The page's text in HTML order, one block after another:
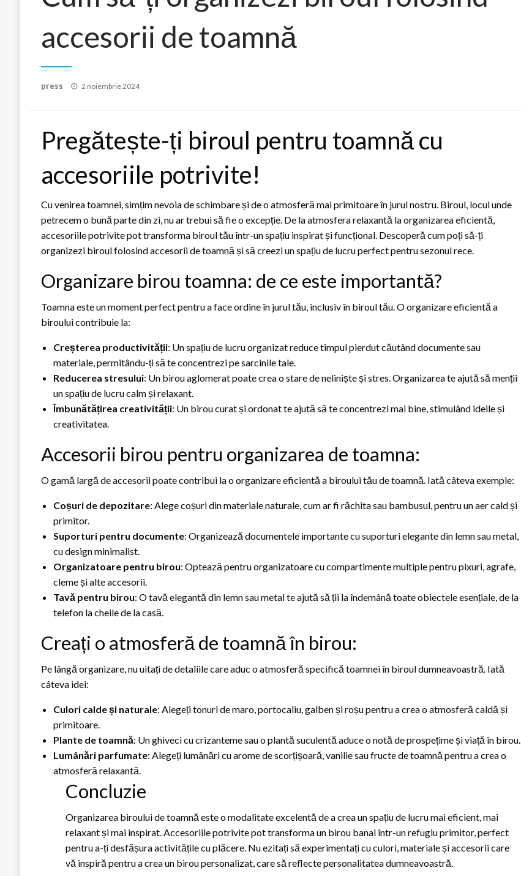
accesorii de toamnă
press
Posted
2 noiembrie 2024
Pregătește-ți biroul pentru toamnă cu
accesoriile potrivite!
Cu venirea toamnei, simțim nevoia de schimbare și de o atmosferă mai primitoare în jurul nostru. Biroul, locul unde
petrecem o bună parte din zi, nu ar trebui să fie o excepție. De la atmosfera relaxantă la organizarea eficientă,
accesoriile potrivite pot transforma biroul tău într-un spațiu inspirat și funcțional. Descoperă cum poți să-ți
organizezi biroul folosind accesorii de toamnă și să creezi un spațiu de lucru perfect pentru sezonul rece.
Organizare birou toamna: de ce este importantă?
Toamna este un moment perfect pentru a face ordine în jurul tău, inclusiv în biroul tău. O organizare eficientă a
biroului contribuie la:
Creșterea productivității: Un spațiu de lucru organizat reduce timpul pierdut căutând documente sau
materiale, permitându-ți să te concentrezi pe sarcinile tale.
Reducerea stresului: Un birou aglomerat poate crea o stare de neliniște și stres. Organizarea te ajută să menții
un spațiu de lucru calm și relaxant.
Îmbunătățirea creativității: Un birou curat și ordonat te ajută să te concentrezi mai bine, stimulând ideile și
creativitatea.
Accesorii birou pentru organizarea de toamna:
O gamă largă de accesorii poate contribui la o organizare eficientă a biroului tău de toamnă. Iată câteva exemple:
Coșuri de depozitare: Alege coșuri din materiale naturale, cum ar fi răchita sau bambusul, pentru un aer cald și
primitor.
Suporturi pentru documente: Organizează documentele importante cu suporturi elegante din lemn sau metal,
cu design minimalist.
Organizatoare pentru birou: Optează pentru organizatoare cu compartimente multiple pentru pixuri, agrafe,
cleme și alte accesorii.
Tavă pentru birou: O tavă elegantă din lemn sau metal te ajută să ții la îndemână toate obiectele esențiale, de la
telefon la cheile de la casă.
Creați o atmosferă de toamnă în birou:
Pe lângă organizare, nu uitați de detaliile care aduc o atmosferă specifică toamnei în biroul dumneavoastră. Iată
câteva idei:
Culori calde și naturale: Alegeți tonuri de maro, portocaliu, galben și roșu pentru a crea o atmosferă caldă și
primitoare.
Plante de toamnă: Un ghiveci cu crizanteme sau o plantă suculentă aduce o notă de prospețime și viață în birou.
Lumânări parfumate: Alegeți lumânări cu arome de scorțișoară, vanilie sau fructe de toamnă pentru a crea o
atmosferă relaxantă.
Concluzie
Organizarea biroului de toamnă este o modalitate excelentă de a crea un spațiu de lucru mai eficient, mai
relaxant și mai inspirat. Accesoriile potrivite pot transforma un birou banal într-un refugiu primitor, perfect
pentru a-ți desfășura activitățile cu plăcere. Nu ezitați să experimentați cu culori, materiale și accesorii care
vă inspiră pentru a crea un birou personalizat, care să reflecte personalitatea dumneavoastră.